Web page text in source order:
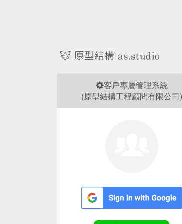
客戶專屬管理系統
(原型結構工程顧問有限公司)